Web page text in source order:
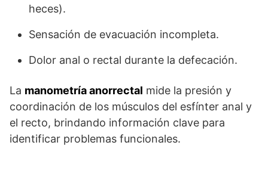
heces).
Sensación de evacuación incompleta.
Dolor anal o rectal durante la defecación.
La manometría anorrectal mide la presión y
coordinación de los músculos del esfínter anal y
el recto, brindando información clave para
identificar problemas funcionales.